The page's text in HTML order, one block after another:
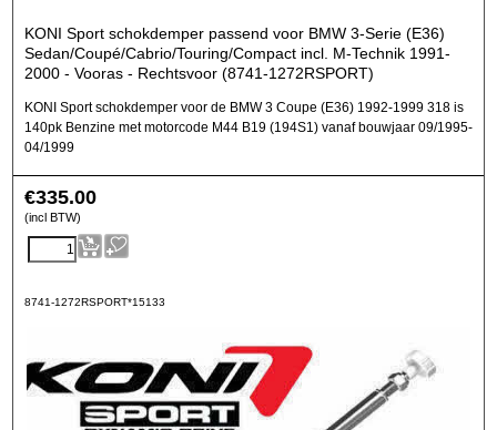
KONI Sport schokdemper passend voor BMW 3-Serie (E36)
Sedan/Coupé/Cabrio/Touring/Compact incl. M-Technik 1991-
2000 - Vooras - Rechtsvoor (8741-1272RSPORT)
KONI Sport schokdemper voor de BMW 3 Coupe (E36) 1992-1999 318 is
140pk Benzine met motorcode M44 B19 (194S1) vanaf bouwjaar 09/1995-
04/1999
€335.00
(incl BTW)
8741-1272RSPORT*15133